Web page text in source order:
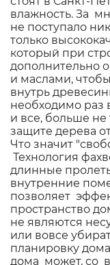
влажность. За
не поступало
только
который при
дополнительно
и маслами,
внутрь
необходимо раз
и все, больше не
защите дерева
Что значит
Технология
длинные
внутренние
позволяет
пространство
не являются
или вовсе
планировку
дома может, со